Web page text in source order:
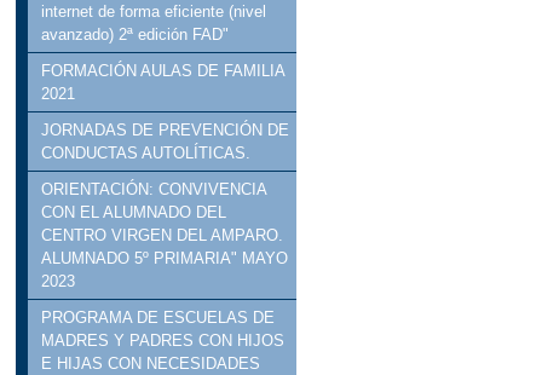
internet de forma eficiente (nivel
avanzado) 2ª edición FAD"
FORMACIÓN AULAS DE FAMILIA
2021
JORNADAS DE PREVENCIÓN DE
CONDUCTAS AUTOLÍTICAS.
ORIENTACIÓN: CONVIVENCIA
CON EL ALUMNADO DEL
CENTRO VIRGEN DEL AMPARO.
ALUMNADO 5º PRIMARIA" MAYO
2023
PROGRAMA DE ESCUELAS DE
MADRES Y PADRES CON HIJOS
E HIJAS CON NECESIDADES